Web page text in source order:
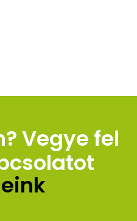
Vegye fel